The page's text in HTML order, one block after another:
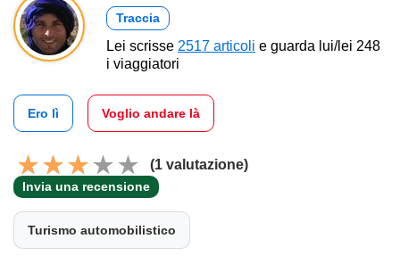
Traccia
Lei scrisse 2517 articoli e guarda lui/lei 248
i viaggiatori
Ero lì Voglio andare là
(1 valutazione)
Invia una recensione
Turismo automobilistico